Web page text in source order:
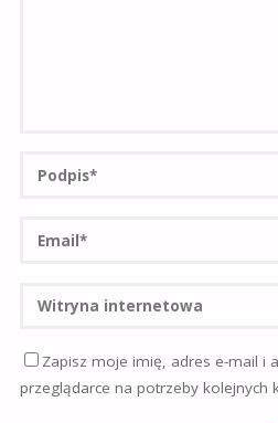
Zapisz moje imię, adres e-mail i
przeglądarce na potrzeby kolejnych